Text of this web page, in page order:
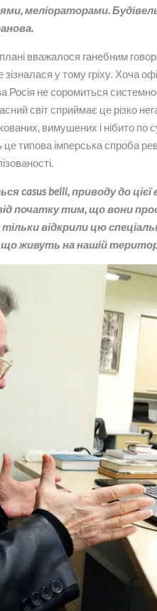
меліораторами.
вважалося ганебним
зізналася у тому гріху. Хоча
не соромиться системно
світ сприймає це різко
вимушених і нібито по
типова імперська спроба
casus belli, приводу до цієї
від початку тим, що вони
тільки відкрили цю
що живуть на нашій